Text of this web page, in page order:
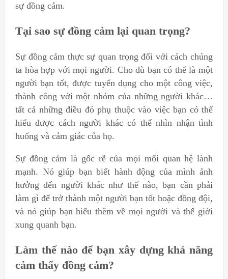
sự đồng cảm.
Tại sao sự đồng cảm lại quan trọng?
Sự đồng cảm thực sự quan trọng đối với cách chúng
ta hòa hợp với mọi người. Cho dù bạn có thể là một
người bạn tốt, được tuyển dụng cho một công việc,
thành công với một nhóm của những người khác…
tất cả những điều đó phụ thuộc vào việc bạn có thể
hiểu được cách người khác có thể nhìn nhận tình
huống và cảm giác của họ.
Sự đồng cảm là gốc rễ của mọi mối quan hệ lành
mạnh. Nó giúp bạn biết hành động của mình ảnh
hưởng đến người khác như thế nào, bạn cần phải
làm gì để trở thành một người bạn tốt hoặc đồng đội,
và nó giúp bạn hiểu thêm về mọi người và thế giới
xung quanh bạn.
Làm thế nào để bạn xây dựng khả năng
cảm thấy đồng cảm?